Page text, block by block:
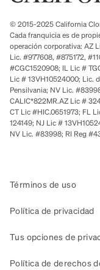
© 2015-2025 California
Cada franquicia es de
operación corporativa: AZ
Lic. #977608, #875172,
#CGC1520908; IL Lic #
Lic # 13VH10524000; Lic.
Pensilvania; NV Lic.
CALIC*822MR.AZ Lic #
CT Lic #HIC.0651973; FL
124149; NJ Lic #
NV Lic. #83998; RI Reg
Términos de uso
Política de privacidad
Tus opciones de
Política de derechos